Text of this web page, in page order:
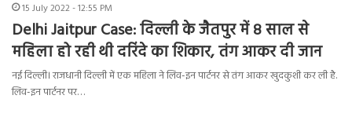
15 July 2022 - 12:55 PM
Delhi Jaitpur Case: दिल्ली के जैतपुर में 8 साल से
महिला हो रही थी दरिंदे का शिकार, तंग आकर दी जान
नई दिल्ली। राजधानी दिल्ली में एक महिला ने लिव-इन पार्टनर से तंग आकर खुदकुशी कर ली है.
लिव-इन पार्टनर पर…